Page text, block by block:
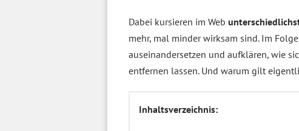
Dabei kursieren im Web
mehr, mal minder wirksam sind. Im
auseinandersetzen und aufklären, wie
entfernen lassen. Und warum gilt
Inhaltsverzeichnis: